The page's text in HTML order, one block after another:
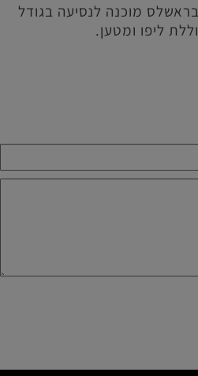
טרקסס מיני סלאש 4X4 בראשלס מוכנה לנסיעה בגודל